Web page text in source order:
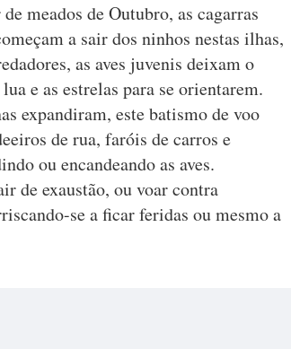
meados de Outubro, as cagarras
a sair dos ninhos nestas ilhas,
as aves juvenis deixam o
e as estrelas para se orientarem.
expandiram, este batismo de voo
de rua, faróis de carros e
ou encandeando as aves.
de exaustão, ou voar contra
se a ficar feridas ou mesmo a